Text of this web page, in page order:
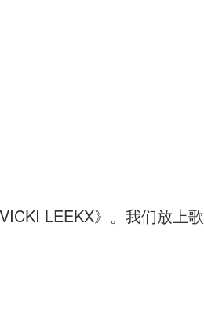
LEEKX》。我们放上歌